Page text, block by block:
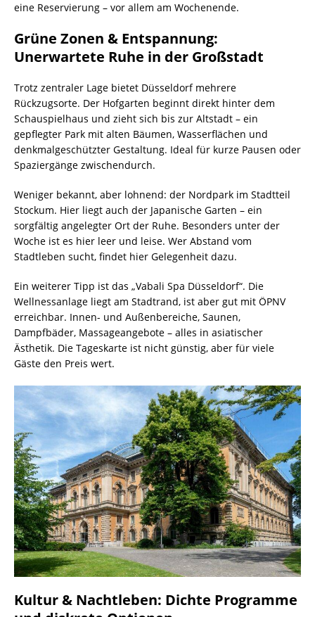
eine Reservierung – vor allem am Wochenende.
Grüne Zonen & Entspannung:
Unerwartete Ruhe in der Großstadt
Trotz zentraler Lage bietet Düsseldorf mehrere
Rückzugsorte. Der Hofgarten beginnt direkt hinter dem
Schauspielhaus und zieht sich bis zur Altstadt – ein
gepflegter Park mit alten Bäumen, Wasserflächen und
denkmalgeschützter Gestaltung. Ideal für kurze Pausen oder
Spaziergänge zwischendurch.
Weniger bekannt, aber lohnend: der Nordpark im Stadtteil
Stockum. Hier liegt auch der Japanische Garten – ein
sorgfältig angelegter Ort der Ruhe. Besonders unter der
Woche ist es hier leer und leise. Wer Abstand vom
Stadtleben sucht, findet hier Gelegenheit dazu.
Ein weiterer Tipp ist das „Vabali Spa Düsseldorf“. Die
Wellnessanlage liegt am Stadtrand, ist aber gut mit ÖPNV
erreichbar. Innen- und Außenbereiche, Saunen,
Dampfbäder, Massageangebote – alles in asiatischer
Ästhetik. Die Tageskarte ist nicht günstig, aber für viele
Gäste den Preis wert.
Kultur & Nachtleben: Dichte Programme